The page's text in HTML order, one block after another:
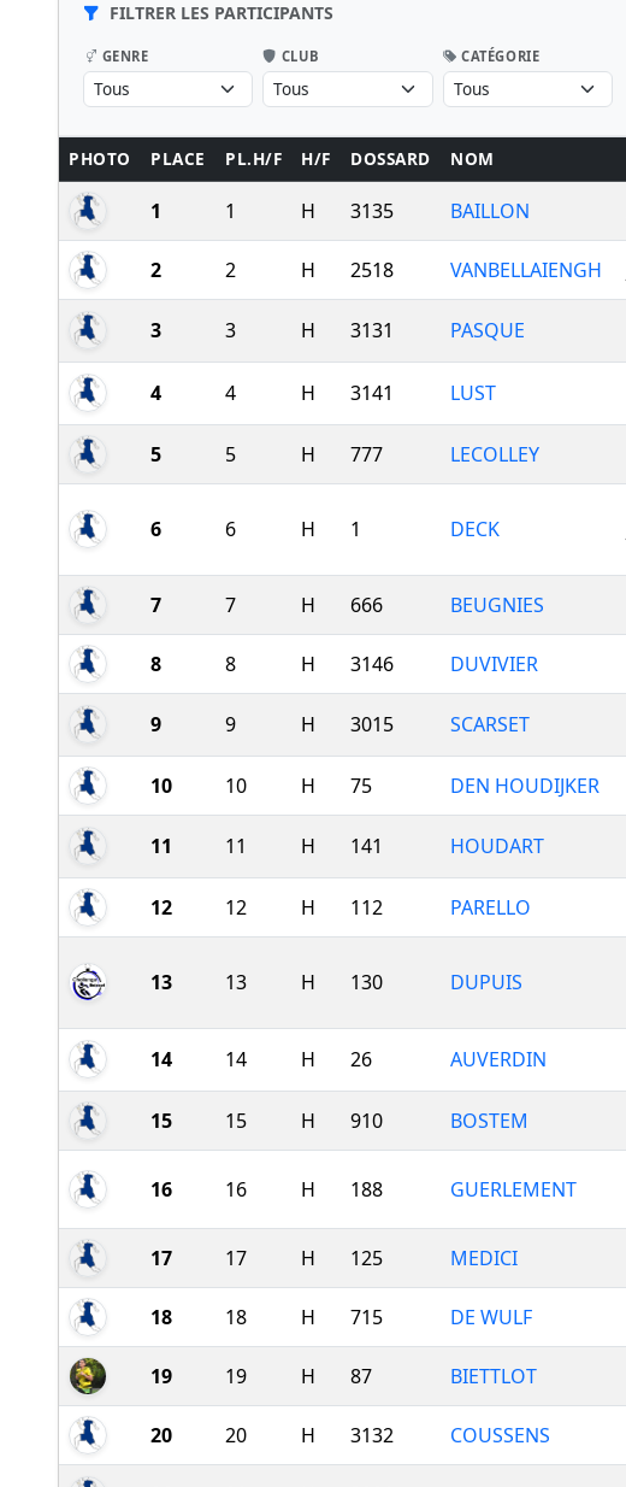
FILTRER LES PARTICIPANTS
GENRE CLUB CATÉGORIE
PHOTO PLACE PL.H/F H/F DOSSARD NOM
1 1 H 3135 BAILLON
2 2 H 2518 VANBELLAIENGH
3 3 H 3131 PASQUE
4 4 H 3141 LUST
5 5 H 777 LECOLLEY
6 6 H 1 DECK
7 7 H 666 BEUGNIES
8 8 H 3146 DUVIVIER
9 9 H 3015 SCARSET
10 10 H 75 DEN HOUDIJKER
11 11 H 141 HOUDART
12 12 H 112 PARELLO
13 13 H 130 DUPUIS
14 14 H 26 AUVERDIN
15 15 H 910 BOSTEM
16 16 H 188 GUERLEMENT
17 17 H 125 MEDICI
18 18 H 715 DE WULF
19 19 H 87 BIETTLOT
20 20 H 3132 COUSSENS